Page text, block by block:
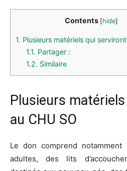
Contents [hide]
1. Plusieurs matériels qui
1.1. Partager :
1.2. Similaire
Plusieurs
au CHU SO
Le don comprend
adultes, des lits